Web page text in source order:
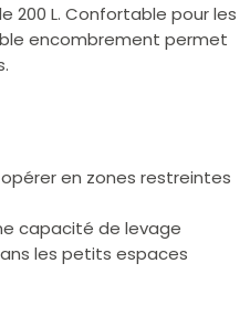
200 L. Confortable pour les
encombrement permet
en zones restreintes
capacité de levage
les petits espaces